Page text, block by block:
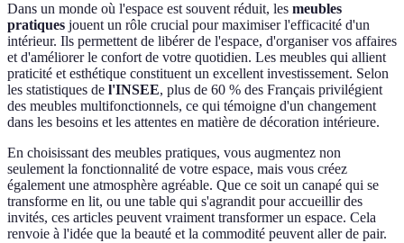
Dans un monde où l'espace est souvent réduit, les meubles
pratiques jouent un rôle crucial pour maximiser l'efficacité d'un
intérieur. Ils permettent de libérer de l'espace, d'organiser vos affaires
et d'améliorer le confort de votre quotidien. Les meubles qui allient
praticité et esthétique constituent un excellent investissement. Selon
les statistiques de l'INSEE, plus de 60 % des Français privilégient
des meubles multifonctionnels, ce qui témoigne d'un changement
dans les besoins et les attentes en matière de décoration intérieure.
En choisissant des meubles pratiques, vous augmentez non
seulement la fonctionnalité de votre espace, mais vous créez
également une atmosphère agréable. Que ce soit un canapé qui se
transforme en lit, ou une table qui s'agrandit pour accueillir des
invités, ces articles peuvent vraiment transformer un espace. Cela
renvoie à l'idée que la beauté et la commodité peuvent aller de pair.